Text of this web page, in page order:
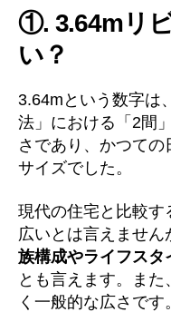
①. 3.64mリ
い？
3.64mという数字は
法」における「2間
さであり、かつて
サイズでした。
現代の住宅と比較す
広いとは言えません
族構成やライフスタ
とも言えます。ま
く一般的な広さです。